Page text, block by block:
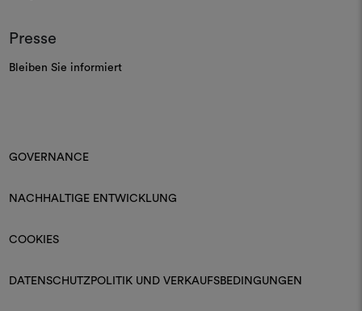
Presse
Bleiben Sie informiert
GOVERNANCE
NACHHALTIGE ENTWICKLUNG
COOKIES
DATENSCHUTZPOLITIK UND VERKAUFSBEDINGUNGEN